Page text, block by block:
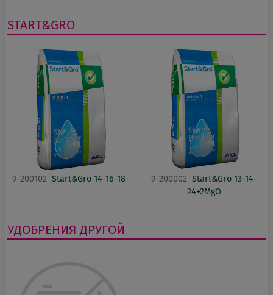
START&GRO
9-200102 Start&Gro 14-16-18 9-200002 Start&Gro 13-14-
24+2MgO
УДОБРЕНИЯ ДРУГОЙ